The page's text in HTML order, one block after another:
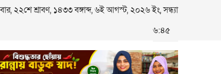
২২শে শ্রাবণ, ১৪৩৩ বঙ্গাব্দ, ৬ই আগস্ট, ২০২৬ ইং, সন্ধ্যা
৬:৪৫